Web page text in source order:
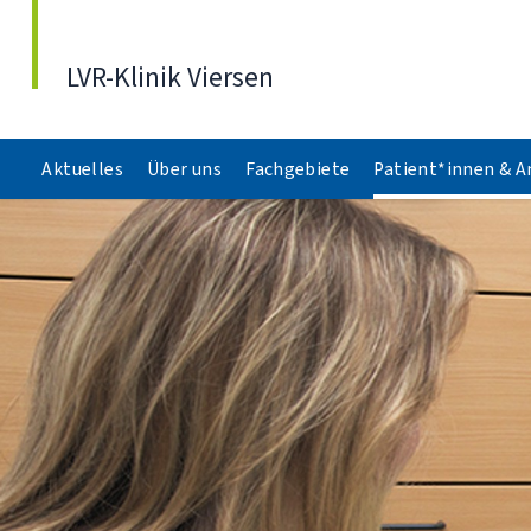
LVR-Klinik Viersen
Aktuelles Über uns Fachgebiete Patient*innen &